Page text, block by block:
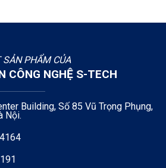
SẢN PHẨM CỦA
CÔNG NGHỆ S-TECH
Building, Số 85 Vũ Trọng Phụng,
Nội.